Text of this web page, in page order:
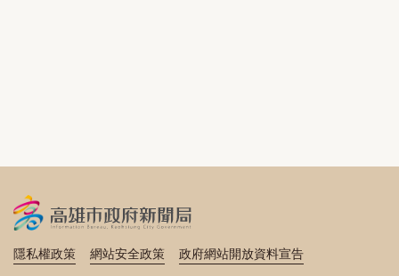
隱私權政策 網站安全政策 政府網站開放資料宣告